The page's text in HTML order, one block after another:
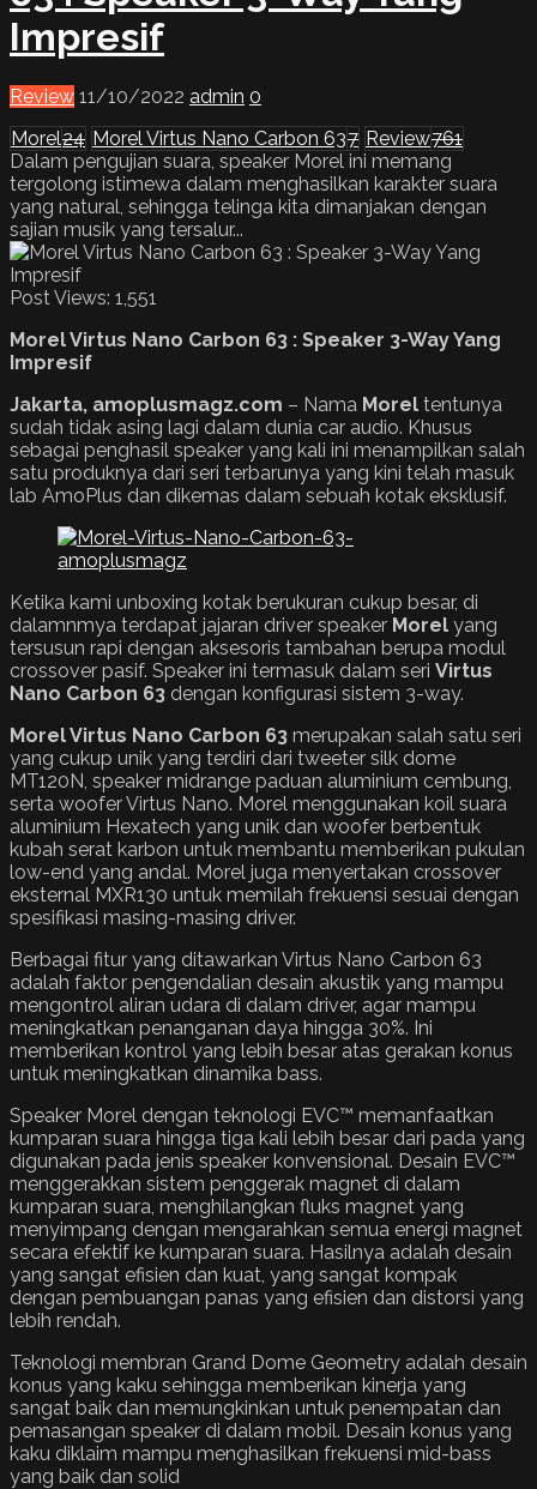
Impresif
Review 11/10/2022 admin 0
Morel24 Morel Virtus Nano Carbon 637 Review761
Dalam pengujian suara, speaker Morel ini memang
tergolong istimewa dalam menghasilkan karakter suara
yang natural, sehingga telinga kita dimanjakan dengan
sajian musik yang tersalur...
Post Views: 1,551
Morel Virtus Nano Carbon 63 : Speaker 3-Way Yang
Impresif
Jakarta, amoplusmagz.com – Nama Morel tentunya
sudah tidak asing lagi dalam dunia car audio. Khusus
sebagai penghasil speaker yang kali ini menampilkan salah
satu produknya dari seri terbarunya yang kini telah masuk
lab AmoPlus dan dikemas dalam sebuah kotak eksklusif.
Ketika kami unboxing kotak berukuran cukup besar, di
dalamnmya terdapat jajaran driver speaker Morel yang
tersusun rapi dengan aksesoris tambahan berupa modul
crossover pasif. Speaker ini termasuk dalam seri Virtus
Nano Carbon 63 dengan konfigurasi sistem 3-way.
MorelVirtus Nano Carbon 63 merupakan salah satu seri
yang cukup unik yang terdiri dari tweeter silk dome
MT120N, speaker midrange paduan aluminium cembung,
serta woofer Virtus Nano. Morel menggunakan koil suara
aluminium Hexatech yang unik dan woofer berbentuk
kubah serat karbon untuk membantu memberikan pukulan
low-end yang andal. Morel juga menyertakan crossover
eksternal MXR130 untuk memilah frekuensi sesuai dengan
spesifikasi masing-masing driver.
Berbagai fitur yang ditawarkan Virtus Nano Carbon 63
adalah faktor pengendalian desain akustik yang mampu
mengontrol aliran udara di dalam driver, agar mampu
meningkatkan penanganan daya hingga 30%. Ini
memberikan kontrol yang lebih besar atas gerakan konus
untuk meningkatkan dinamika bass.
Speaker Morel dengan teknologi EVC™ memanfaatkan
kumparan suara hingga tiga kali lebih besar dari pada yang
digunakan pada jenis speaker konvensional. Desain EVC™
menggerakkan sistem penggerak magnet di dalam
kumparan suara, menghilangkan fluks magnet yang
menyimpang dengan mengarahkan semua energi magnet
secara efektif ke kumparan suara. Hasilnya adalah desain
yang sangat efisien dan kuat, yang sangat kompak
dengan pembuangan panas yang efisien dan distorsi yang
lebih rendah.
Teknologi membran Grand Dome Geometry adalah desain
konus yang kaku sehingga memberikan kinerja yang
sangat baik dan memungkinkan untuk penempatan dan
pemasangan speaker di dalam mobil. Desain konus yang
kaku diklaim mampu menghasilkan frekuensi mid-bass
yang baik dan solid